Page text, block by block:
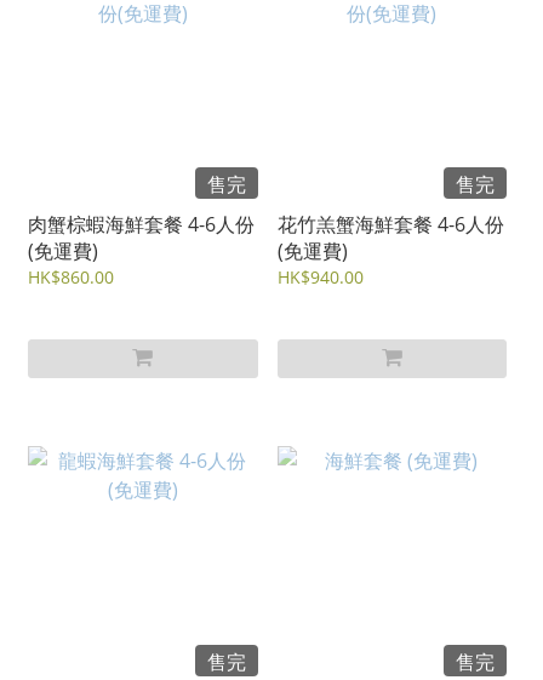
售完
肉蟹棕蝦海鮮套餐 4-6人份
(免運費)
HK$860.00
售完
花竹羔蟹海鮮套餐 4-6人份
(免運費)
HK$940.00
售完
售完